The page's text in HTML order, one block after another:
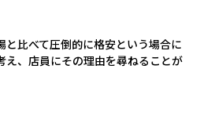
と比べて圧倒的に格安という場合に
え、店員にその理由を尋ねることが